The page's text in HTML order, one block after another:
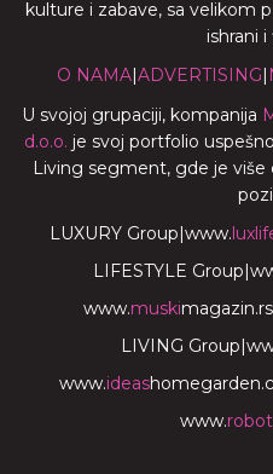
kulture i zabave, sa velikom
ishrani
O NAMA|ADVERTISING|
U svojoj grupaciji, kompanija
d.o.o. je svoj portfolio
Living segment, gde je više
LUXURY Group|www.
LIFESTYLE Group|
www.muskimagazin.rs
LIVING Group|
www.ideas
www.